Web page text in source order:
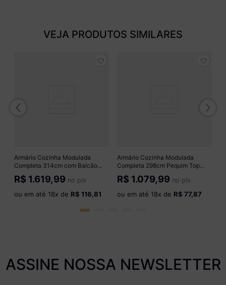
VEJA PRODUTOS SIMILARES
Armário Cozinha Modulada
Completa 314cm com Balcão
Veneza Multimóveis MP3759
Branco/Dourado
R$ 1.619,99 no pix
ou em até 18x de R$ 116,81
Armário Cozinha Modulada
Completa 298cm Pequim Top
Multimóveis MP3770 Preto
R$ 1.079,99 no pix
ou em até 18x de R$ 77,87
ASSINE NOSSA NEWSLETTER